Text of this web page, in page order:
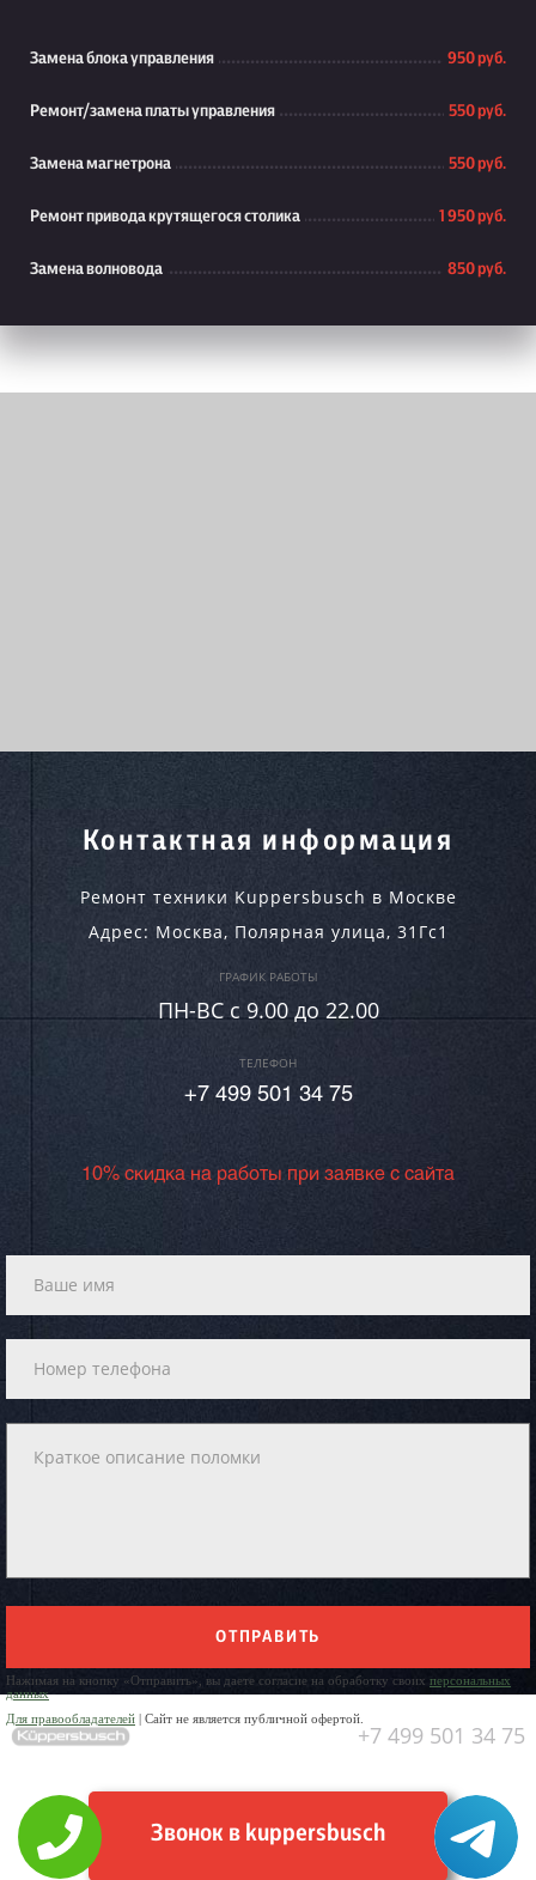
Замена блока управления 950 руб.
Ремонт/замена платы управления 550 руб.
Замена магнетрона 550 руб.
Ремонт привода крутящегося столика 1 950 руб.
Замена волновода 850 руб.
Контактная информация
Ремонт техники Kuppersbusch в Москве
Адрес: Москва, Полярная улица, 31Гс1
ГРАФИК РАБОТЫ
ПН-ВC c 9.00 до 22.00
ТЕЛЕФОН
+7 499 501 34 75
10% скидка на работы при заявке с сайта
ОТПРАВИТЬ
Нажимая на кнопку «Отправить», вы даете согласие на обработку своих персональных
данных
Для правообладателей | Сайт не является публичной офертой.
+7 499 501 34 75
Звонок в kuppersbusch